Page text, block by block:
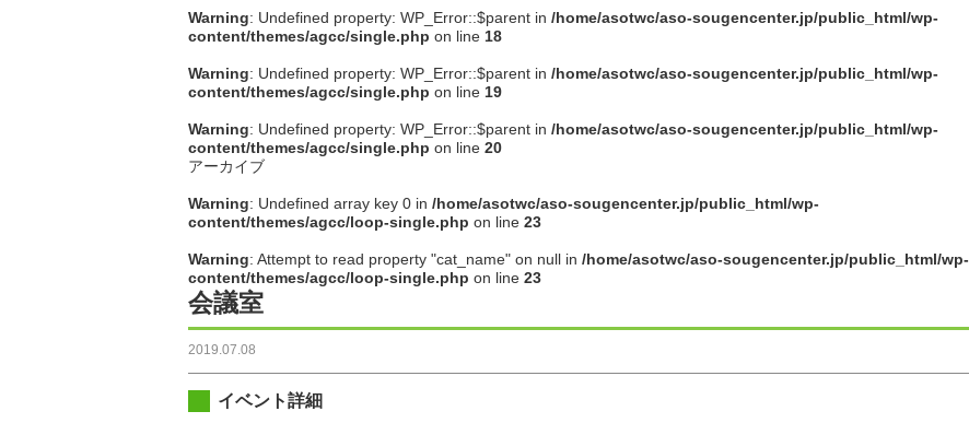
Warning: Undefined property: WP_Error::$parent in /home/asotwc/aso-sougencenter.jp/public_html/wp-
content/themes/agcc/single.php on line 18
Warning: Undefined property: WP_Error::$parent in /home/asotwc/aso-sougencenter.jp/public_html/wp-
content/themes/agcc/single.php on line 19
Warning: Undefined property: WP_Error::$parent in /home/asotwc/aso-sougencenter.jp/public_html/wp-
content/themes/agcc/single.php on line 20
アーカイブ
Warning: Undefined array key 0 in /home/asotwc/aso-sougencenter.jp/public_html/wp-
content/themes/agcc/loop-single.php on line 23
Warning: Attempt to read property "cat_name" on null in /home/asotwc/aso-sougencenter.jp/public_html/wp-
content/themes/agcc/loop-single.php on line 23
会議室
2019.07.08
イベント詳細